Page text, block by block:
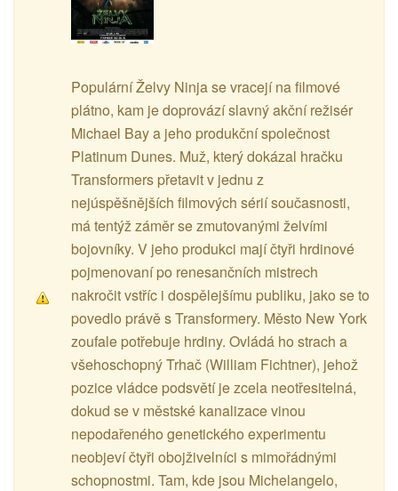
Populární Želvy Ninja se vracejí na filmové
plátno, kam je doprovází slavný akční režisér
Michael Bay a jeho produkční společnost
Platinum Dunes. Muž, který dokázal hračku
Transformers přetavit v jednu z
nejúspěšnějších filmových sérií současnosti,
má tentýž záměr se zmutovanými želvími
bojovníky. V jeho produkci mají čtyři hrdinové
pojmenovaní po renesančních mistrech
nakročit vstříc i dospělejšímu publiku, jako se to
povedlo právě s Transformery. Město New York
zoufale potřebuje hrdiny. Ovládá ho strach a
všehoschopný Trhač (William Fichtner), jehož
pozice vládce podsvětí je zcela neotřesitelná,
dokud se v městské kanalizace vinou
nepodařeného genetického experimentu
neobjeví čtyři obojživelníci s mimořádnými
schopnostmi. Tam, kde jsou Michelangelo,